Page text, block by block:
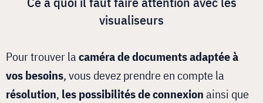
visualiseurs
Pour trouver lacaméra de documents adaptée à
vos besoins, vous devez prendre en compte la
résolution, les possibilités de connexionainsi que